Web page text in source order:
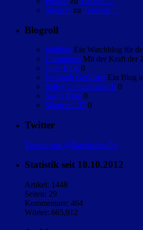
Silencer zu Trennen…
Blogroll
bildblog Ein Watchblog für
Citronimus Mit der Kraft der
Jules Blog 0
Neustadt Geflüster Ein Blog
Sallys Gedankenbuch 0
Sashs Blog 0
Silencer 137 0
Twitter
Tweets von @NachtschwPh
Statistik seit 10.10.2012
Artikel: 1448
Seiten: 29
Kommentare: 464
Wörter: 665,912